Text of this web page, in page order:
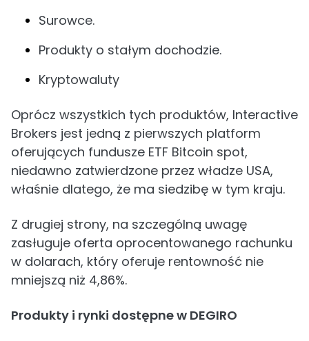
Surowce.
Produkty o stałym dochodzie.
Kryptowaluty
Oprócz wszystkich tych produktów, Interactive
Brokers jest jedną z pierwszych platform
oferujących fundusze ETF Bitcoin spot,
niedawno zatwierdzone przez władze USA,
właśnie dlatego, że ma siedzibę w tym kraju.
Z drugiej strony, na szczególną uwagę
zasługuje oferta oprocentowanego rachunku
w dolarach, który oferuje rentowność nie
mniejszą niż 4,86%.
Produkty i rynki dostępne w DEGIRO